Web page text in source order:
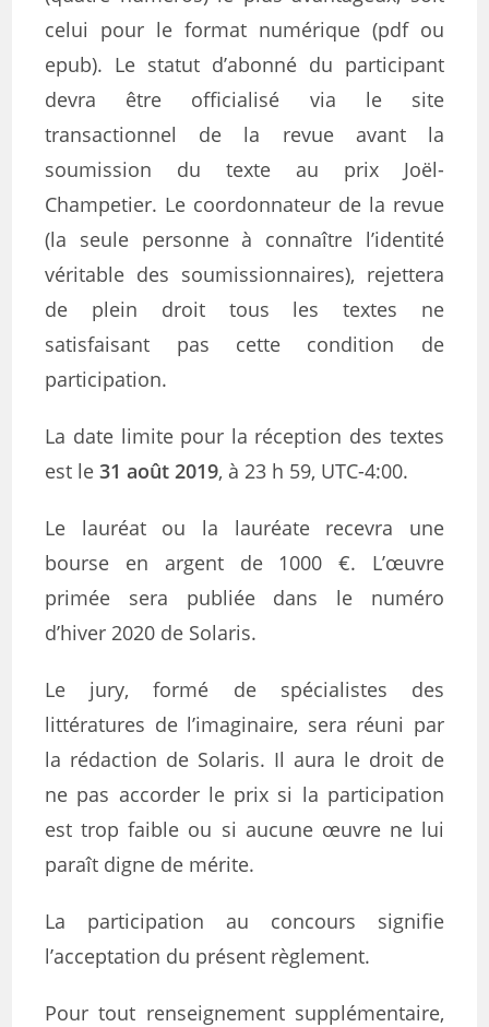
celui pour le format numérique (pdf ou
epub). Le statut d’abonné du participant
devra être officialisé via le site
transactionnel de la revue avant la
soumission du texte au prix Joël-
Champetier. Le coordonnateur de la revue
(la seule personne à connaître l’identité
véritable des soumissionnaires), rejettera
de plein droit tous les textes ne
satisfaisant pas cette condition de
participation.
La date limite pour la réception des textes
est le 31 août 2019, à 23 h 59, UTC-4:00.
Le lauréat ou la lauréate recevra une
bourse en argent de 1000 €. L’œuvre
primée sera publiée dans le numéro
d’hiver 2020 de Solaris.
Le jury, formé de spécialistes des
littératures de l’imaginaire, sera réuni par
la rédaction de Solaris. Il aura le droit de
ne pas accorder le prix si la participation
est trop faible ou si aucune œuvre ne lui
paraît digne de mérite.
La participation au concours signifie
l’acceptation du présent règlement.
Pour tout renseignement supplémentaire,